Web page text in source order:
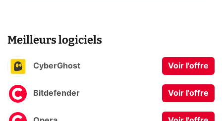
Meilleurs logiciels
CyberGhost Voir l'offre
Bitdefender Voir l'offre